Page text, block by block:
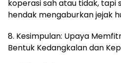
koperasi sah atau tidak, tapi
hendak mengaburkan jejak
8. Kesimpulan: Upaya
Bentuk Kedangkalan dan